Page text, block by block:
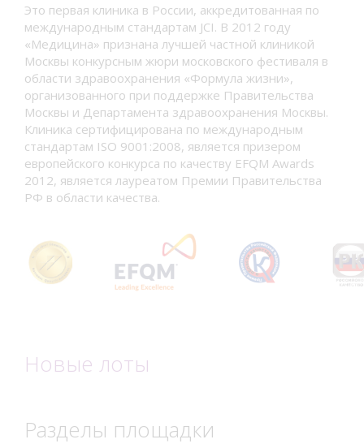
Это первая клиника в России, аккредитованная по
международным стандартам JCI. В 2012 году
«Медицина» признана лучшей частной клиникой
Москвы конкурсным жюри московского фестиваля в
области здравоохранения «Формула жизни»,
организованного при поддержке Правительства
Москвы и Департамента здравоохранения Москвы.
Клиника сертифицирована по международным
стандартам ISO 9001:2008, является призером
европейского конкурса по качеству EFQM Awards
2012, является лауреатом Премии Правительства
РФ в области качества.
Новые лоты
Разделы площадки